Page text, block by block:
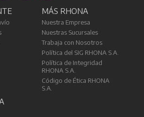
MÁS RHONA
Nuestra Empresa
Nuestras Sucursales
Trabaja con Nosotros
Política del SIG RHONA S.A.
Política de Integridad
RHONA S.A.
Código de Ética RHONA
S.A.